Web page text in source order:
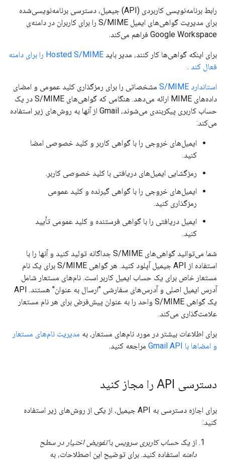
رابط برنامه‌نویسی کاربردی (API) جیمیل، دسترسی برنامه‌نویسی‌شده
برای مدیریت گواهی‌های ایمیل S/MIME را برای کاربران در دامنه‌ی
Google Workspace فراهم می‌کند.
برای اینکه گواهی‌ها کار کنند، مدیر باید
Hosted S/MIME را برای دامنه
فعال کند .
استاندارد S/MIME
مشخصاتی را برای رمزگذاری کلید عمومی و امضای
داده‌های MIME ارائه می‌دهد. هنگامی که گواهی‌های S/MIME در یک
حساب کاربری پیکربندی می‌شوند، Gmail از آنها به روش‌های زیر استفاده
می‌کند:
ایمیل‌های خروجی را با گواهی کاربر و کلید خصوصی امضا
کنید.
رمزگشایی ایمیل‌های دریافتی با کلید خصوصی کاربر.
ایمیل‌های خروجی را با گواهی گیرنده و کلید عمومی
رمزگذاری کنید.
ایمیل دریافتی را با گواهی فرستنده و کلید عمومی تأیید
کنید.
شما می‌توانید گواهی‌های S/MIME جداگانه تولید کنید و آنها را با
استفاده از API جیمیل آپلود کنید. هر گواهی S/MIME برای یک نام
مستعار خاص برای یک حساب ایمیل کاربر است. نام‌های مستعار شامل
آدرس ایمیل اصلی و آدرس‌های سفارشی "ارسال به عنوان" هستند. API
یک گواهی S/MIME واحد را به عنوان پیش‌فرض برای هر نام مستعار
علامت‌گذاری می‌کند.
برای اطلاعات بیشتر در مورد نام‌های مستعار، به مدیریت نام‌های مستعار
و امضاها با Gmail API
مراجعه کنید.
دسترسی API را مجاز کنید
برای اجازه دسترسی به API جیمیل، از یکی از روش‌های زیر استفاده
کنید:
از یک حساب کاربری سرویس باتفویض اختیار در سطح
دامنه استفاده کنید. برای توضیح این اصطلاحات، به